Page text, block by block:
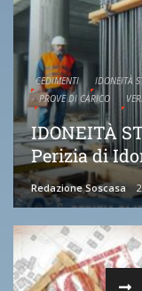
CEDIMENTI IDONEITÀ
PROVE DI CARICO
IDONEITÀ
Perizia di
Redazione Soscasa